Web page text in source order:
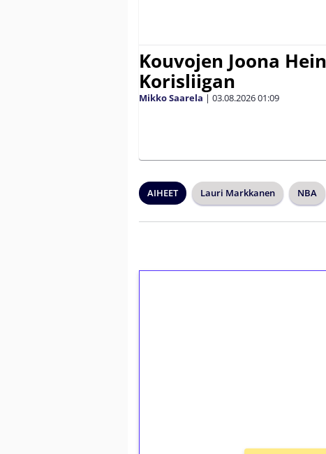
Kouvojen Joona
Korisliigan
Mikko Saarela | 03.08.202601:09
AIHEET Lauri Markkanen NBA